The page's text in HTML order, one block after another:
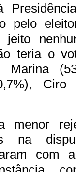
pelo
teria o
Marina
menor
na
com